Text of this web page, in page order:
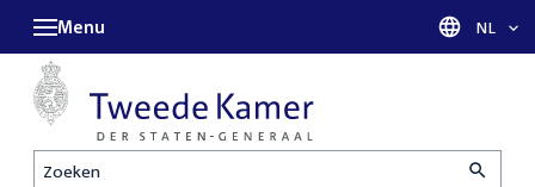
Zoeken
Menu Taal
NL